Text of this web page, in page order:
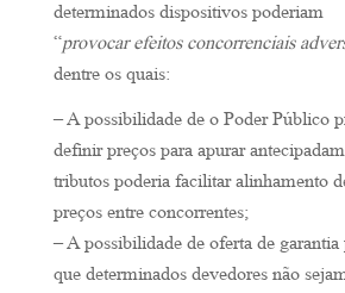
determinados dispositivos poderiam
“provocar efeitos concorrenciais
dentre os quais:
– A possibilidade de o Poder Público
definir preços para apurar
tributos poderia facilitar alinhamento
preços entre concorrentes;
– A possibilidade de oferta de garantia
que determinados devedores não